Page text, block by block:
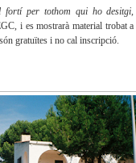
fortí per tothom qui ho desitgi
i es mostrarà material trobat
gratuïtes i no cal inscripció.